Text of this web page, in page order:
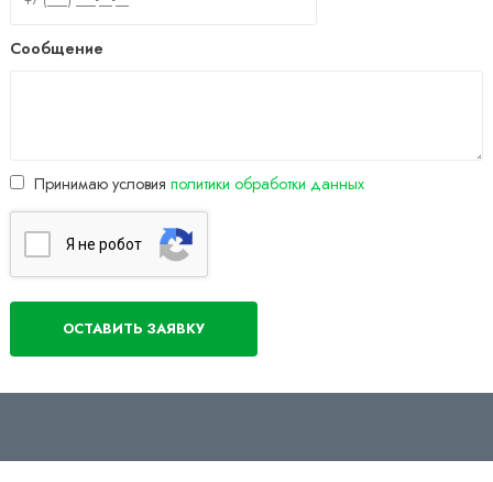
Сообщение
Принимаю условия политики обработки данных
Я нe poбoт